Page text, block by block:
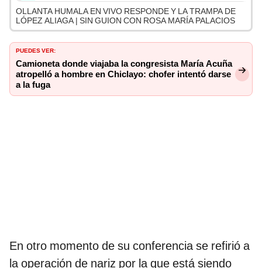
OLLANTA HUMALA EN VIVO RESPONDE Y LA TRAMPA DE
LÓPEZ ALIAGA | SIN GUION CON ROSA MARÍA PALACIOS
PUEDES VER:
Camioneta donde viajaba la congresista María Acuña
atropelló a hombre en Chiclayo: chofer intentó darse
a la fuga
En otro momento de su conferencia se refirió a
la operación de nariz por la que está siendo